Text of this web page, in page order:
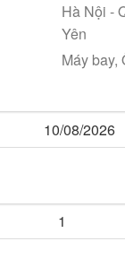
Hà Nội -
Yên
Máy bay,